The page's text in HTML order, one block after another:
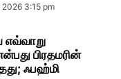
2026 3:15 pm
எவ்வாறு
பிரதமரின்
ஃபஹ்மி